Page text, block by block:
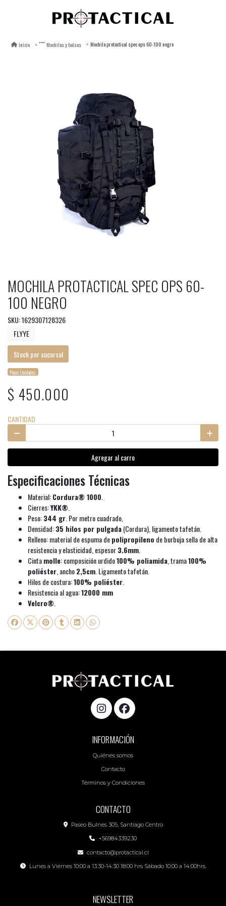
Inicio Mochilas y bolsos Mochila protactical spec ops 60-100 negro
MOCHILA PROTACTICAL SPEC OPS 60-
100 NEGRO
SKU: 1629307128326
FLYYE
Stock por sucursal
Pocas Unidades.
$ 450.000
CANTIDAD
Agregar al carro
Especificaciones Técnicas
Material:Cordura® 1000.
Cierres:YKK®.
Peso:344 gr. Por metro cuadrado,
Densidad:35 hilos por pulgada(Cordura), ligamento tafetán.
Relleno: material de espuma depolipropileno de burbuja sella de alta
resistencia y elasticidad, espesor3.6mm.
Cintamolle: composición urdido100% poliamida, trama100%
poliéster, ancho2,5cm. Ligamento tafetán.
Hilos de costura:100% poliéster.
Resistencia al agua:12000 mm
Velcro®.
INFORMACIÓN
Quiénes somos
Contacto
Términos y Condiciones
CONTACTO
Paseo Bulnes 305, Santiago Centro
+56984339230
contacto@protactical.cl
Lunes a Viernes 10:00 a 13:30-14:30 18:00 hrs Sábado 10:00 a 14:00hrs.
NEWSLETTER